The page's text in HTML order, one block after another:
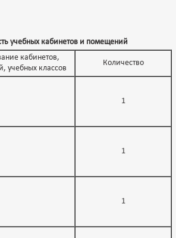
учебных кабинетов и помещений
кабинетов,
учебных классов
Количество
1
1
1